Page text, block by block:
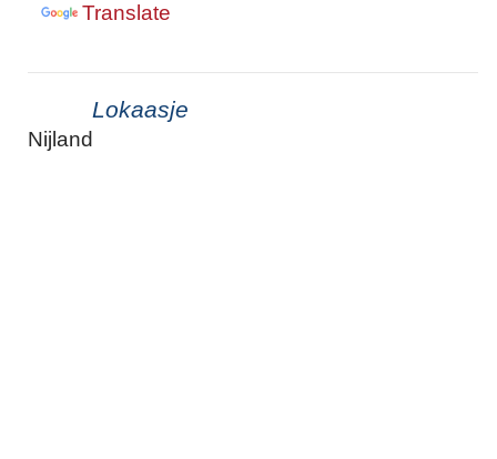
Translate
Lokaasje
Nijland